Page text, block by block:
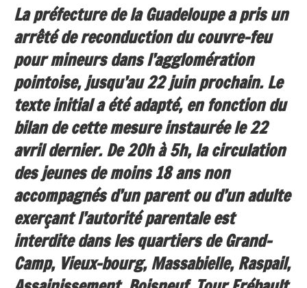
La préfecture de la Guadeloupe a pris un
arrêté de reconduction du couvre-feu
pour mineurs dans l’agglomération
pointoise, jusqu’au 22 juin prochain. Le
texte initial a été adapté, en fonction du
bilan de cette mesure instaurée le 22
avril dernier. De 20h à 5h, la circulation
des jeunes de moins 18 ans non
accompagnés d’un parent ou d’un adulte
exerçant l’autorité parentale est
interdite dans les quartiers de Grand-
Camp, Vieux-bourg, Massabielle, Raspail,